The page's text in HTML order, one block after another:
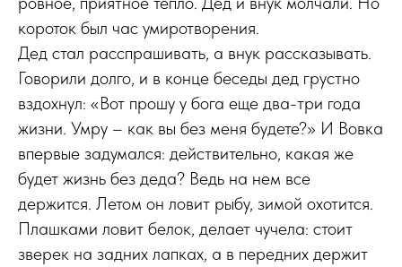
короток был час умиротворения.
Дед стал расспрашивать, а внук рассказывать.
Говорили долго, и в конце беседы дед грустно
вздохнул: «Вот прошу у бога еще два-три года
жизни. Умру – как вы без меня будете?» И Вовка
впервые задумался: действительно, какая же
будет жизнь без деда? Ведь на нем все
держится. Летом он ловит рыбу, зимой охотится.
Плашками ловит белок, делает чучела: стоит
зверек на задних лапках, а в передних держит